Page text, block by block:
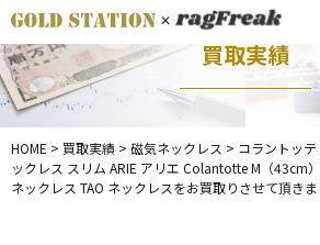
買取実績
HOME > 買取実績 > 磁気ネックレス > コラントッテ
ックレス スリム ARIE アリエ Colantotte M（43cm
ネックレス TAO ネックレスをお買取りさせて頂きま